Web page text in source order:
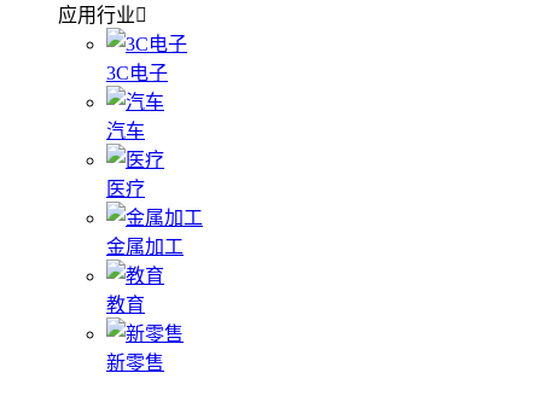
应用行业
3C电子
汽车
医疗
金属加工
教育
新零售